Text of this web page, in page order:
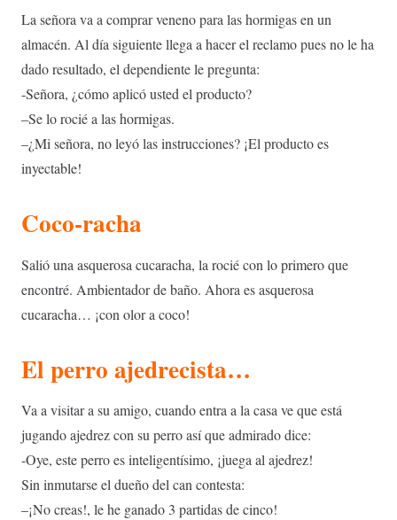
La señora va a comprar veneno para las hormigas en un
almacén. Al día siguiente llega a hacer el reclamo pues no le ha
dado resultado, el dependiente le pregunta:
-Señora, ¿cómo aplicó usted el producto?
–Se lo rocié a las hormigas.
–¿Mi señora, no leyó las instrucciones? ¡El producto es
inyectable!
Coco-racha
Salió una asquerosa cucaracha, la rocié con lo primero que
encontré. Ambientador de baño. Ahora es asquerosa
cucaracha… ¡con olor a coco!
El perro ajedrecista…
Va a visitar a su amigo, cuando entra a la casa ve que está
jugando ajedrez con su perro así que admirado dice:
-Oye, este perro es inteligentísimo, ¡juega al ajedrez!
Sin inmutarse el dueño del can contesta:
–¡No creas!, le he ganado 3 partidas de cinco!